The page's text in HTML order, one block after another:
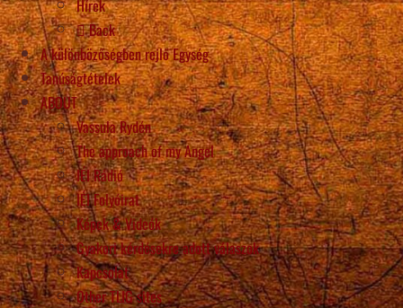
Hírek
Back
A különbözőségben rejlő Egység
Tanúságtételek
ABOUT
Vassula Rydén
The approach of my Angel
IÉI Rádió
IÉI Folyóirat
Képek & Videók
Gyakori kérdésekre adott válaszok
Kapcsolat
Other TLIG sites